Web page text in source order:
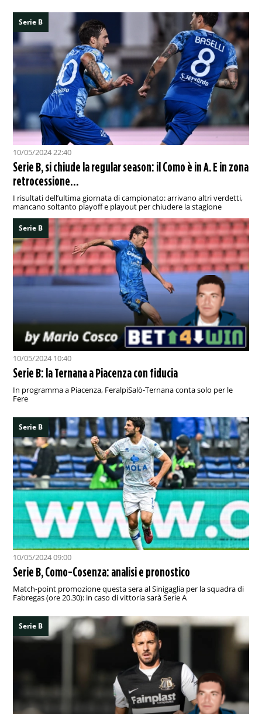
Serie B
10/05/2024 22:40
Serie B, si chiude la regular season: il Como è in A. E in zona
retrocessione…
I risultati dell’ultima giornata di campionato: arrivano altri verdetti,
mancano soltanto playoff e playout per chiudere la stagione
Serie B
10/05/2024 10:40
Serie B: la Ternana a Piacenza con fiducia
In programma a Piacenza, FeralpiSalò-Ternana conta solo per le
Fere
Serie B
10/05/2024 09:00
Serie B, Como-Cosenza: analisi e pronostico
Match-point promozione questa sera al Sinigaglia per la squadra di
Fabregas (ore 20.30): in caso di vittoria sarà Serie A
Serie B